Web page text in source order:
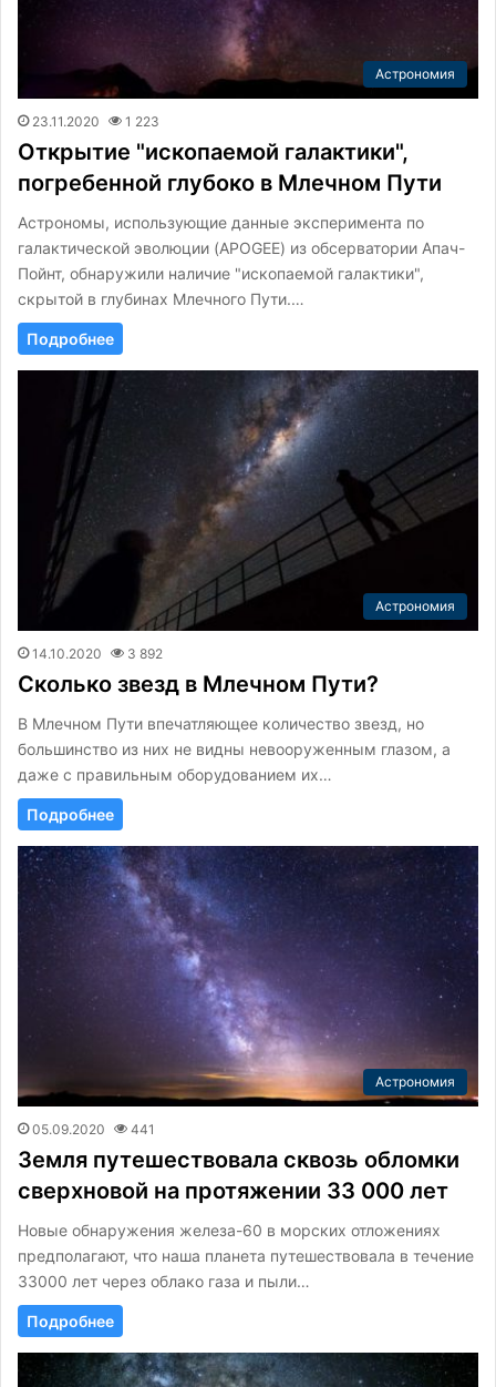
Астрономия
23.11.2020 1 223
Открытие "ископаемой галактики",
погребенной глубоко в Млечном Пути
Астрономы, использующие данные эксперимента по
галактической эволюции (APOGEE) из обсерватории Апач-
Пойнт, обнаружили наличие "ископаемой галактики",
скрытой в глубинах Млечного Пути.…
Подробнее
Астрономия
14.10.2020 3 892
Сколько звезд в Млечном Пути?
В Млечном Пути впечатляющее количество звезд, но
большинство из них не видны невооруженным глазом, а
даже с правильным оборудованием их…
Подробнее
Астрономия
05.09.2020 441
Земля путешествовала сквозь обломки
сверхновой на протяжении 33 000 лет
Новые обнаружения железа-60 в морских отложениях
предполагают, что наша планета путешествовала в течение
33000 лет через облако газа и пыли…
Подробнее